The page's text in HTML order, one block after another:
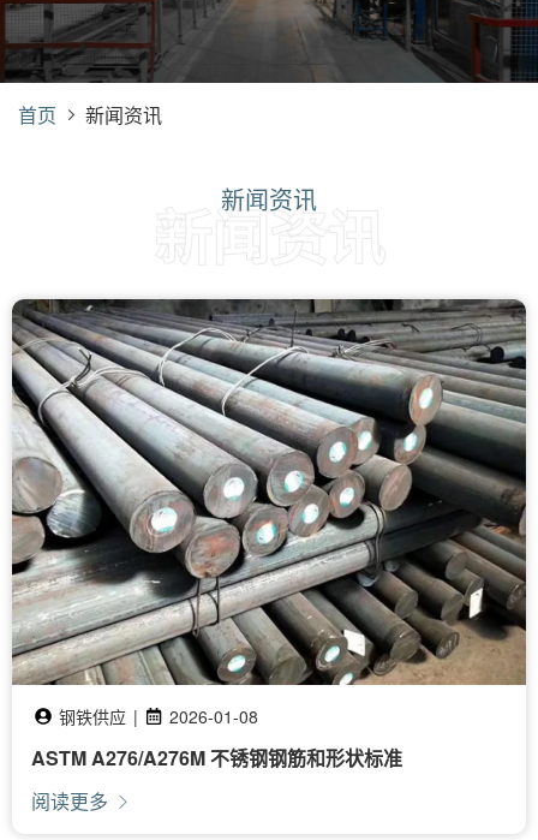
首页 新闻资讯
新闻资讯
新闻资讯
钢铁供应 | 2026-01-08
ASTM A276/A276M 不锈钢钢筋和形状标准
阅读更多